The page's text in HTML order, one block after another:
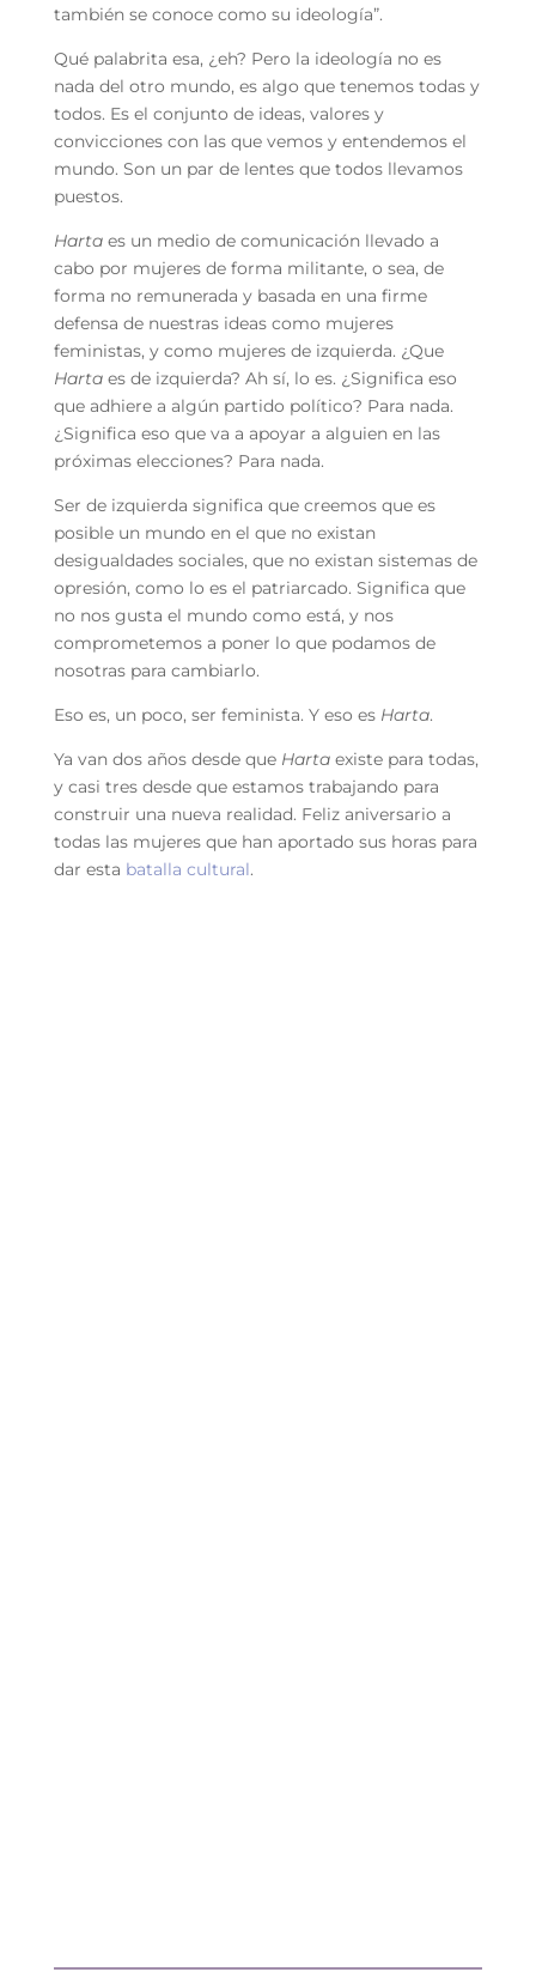
también se conoce como su ideología”.
Qué palabrita esa, ¿eh? Pero la ideología no es
nada del otro mundo, es algo que tenemos todas y
todos. Es el conjunto de ideas, valores y
convicciones con las que vemos y entendemos el
mundo. Son un par de lentes que todos llevamos
puestos.
Harta es un medio de comunicación llevado a
cabo por mujeres de forma militante, o sea, de
forma no remunerada y basada en una firme
defensa de nuestras ideas como mujeres
feministas, y como mujeres de izquierda. ¿Que
Harta es de izquierda? Ah sí, lo es. ¿Significa eso
que adhiere a algún partido político? Para nada.
¿Significa eso que va a apoyar a alguien en las
próximas elecciones? Para nada.
Ser de izquierda significa que creemos que es
posible un mundo en el que no existan
desigualdades sociales, que no existan sistemas de
opresión, como lo es el patriarcado. Significa que
no nos gusta el mundo como está, y nos
comprometemos a poner lo que podamos de
nosotras para cambiarlo.
Eso es, un poco, ser feminista. Y eso es Harta.
Ya van dos años desde que Harta existe para todas,
y casi tres desde que estamos trabajando para
construir una nueva realidad. Feliz aniversario a
todas las mujeres que han aportado sus horas para
dar esta batalla cultural.